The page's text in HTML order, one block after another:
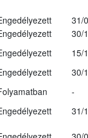
31/
30/
15/
30/
-
31/